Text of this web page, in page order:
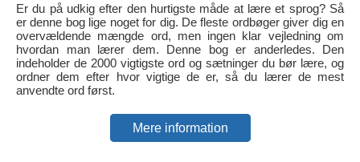
Er du på udkig efter den hurtigste måde at lære et sprog? Så
er denne bog lige noget for dig. De fleste ordbøger giver dig en
overvældende mængde ord, men ingen klar vejledning om
hvordan man lærer dem. Denne bog er anderledes. Den
indeholder de 2000 vigtigste ord og sætninger du bør lære, og
ordner dem efter hvor vigtige de er, så du lærer de mest
anvendte ord først.
Mere information